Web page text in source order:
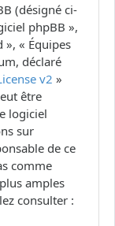
(désigné ci-
phpBB »,
« Équipes
déclaré
v2 »
être
logiciel
sur
de ce
comme
amples
consulter :